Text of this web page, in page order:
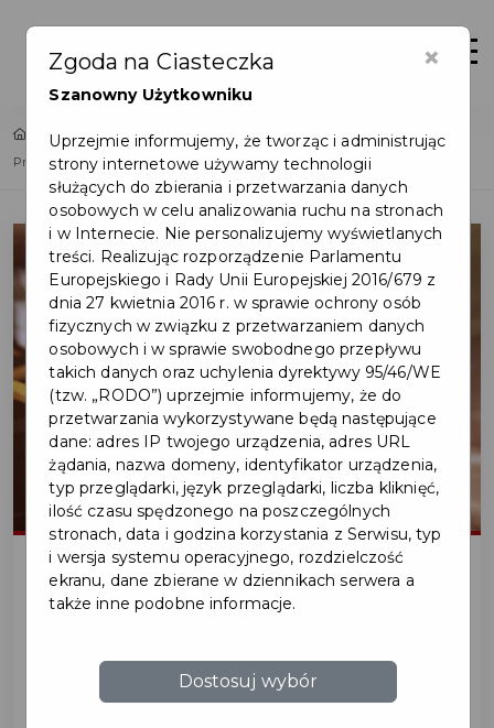
Zaloguj
Home
Lista aktualności
Przejazdy z Kartą Mieszkańca dla uczniów w wieku 7-20 lat
2020-09-17
PRZEJAZDY Z KARTĄ
×
Zgoda na Ciasteczka
Szanowny Użytkowniku
Uprzejmie informujemy, że tworząc i administrując
strony internetowe używamy technologii
służących do zbierania i przetwarzania danych
osobowych w celu analizowania ruchu na stronach
i w Internecie. Nie personalizujemy wyświetlanych
treści. Realizując rozporządzenie Parlamentu
Europejskiego i Rady Unii Europejskiej 2016/679 z
dnia 27 kwietnia 2016 r. w sprawie ochrony osób
fizycznych w związku z przetwarzaniem danych
osobowych i w sprawie swobodnego przepływu
takich danych oraz uchylenia dyrektywy 95/46/WE
(tzw. „RODO”) uprzejmie informujemy, że do
przetwarzania wykorzystywane będą następujące
dane: adres IP twojego urządzenia, adres URL
żądania, nazwa domeny, identyfikator urządzenia,
typ przeglądarki, język przeglądarki, liczba kliknięć,
ilość czasu spędzonego na poszczególnych
stronach, data i godzina korzystania z Serwisu, typ
i wersja systemu operacyjnego, rozdzielczość
ekranu, dane zbierane w dziennikach serwera a
także inne podobne informacje.
Dostosuj wybór